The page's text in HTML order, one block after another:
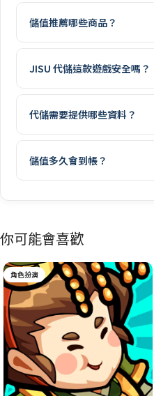
儲值推薦哪些商品？
JISU 代儲這款遊戲安全嗎？
代儲需要提供哪些資料？
儲值多久會到帳？
你可能會喜歡
角色扮演